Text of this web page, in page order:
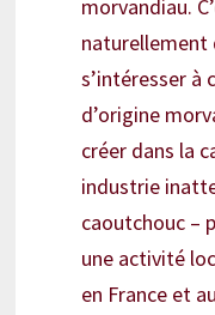
morvandiau.
naturellement
s’intéresser à
d’origine
créer dans la
industrie
caoutchouc –
une activité
en France et